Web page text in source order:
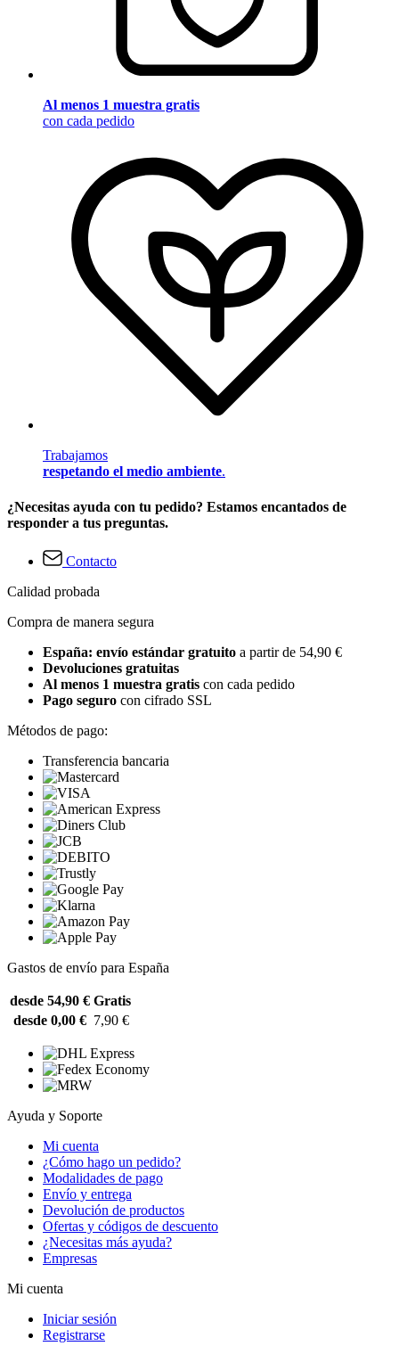
Al menos 1 muestra gratis
con cada pedido
Trabajamos
respetando el medio ambiente.
¿Necesitas ayuda con tu pedido? Estamos encantados de
responder a tus preguntas.
Contacto
Calidad probada
Compra de manera segura
España: envío estándar gratuito a partir de 54,90 €
Devoluciones gratuitas
Al menos 1 muestra gratis con cada pedido
Pago seguro con cifrado SSL
Métodos de pago:
Transferencia bancaria
Gastos de envío para España
desde 54,90 € Gratis
desde 0,00 € 7,90 €
Ayuda y Soporte
Mi cuenta
¿Cómo hago un pedido?
Modalidades de pago
Envío y entrega
Devolución de productos
Ofertas y códigos de descuento
¿Necesitas más ayuda?
Empresas
Mi cuenta
Iniciar sesión
Registrarse